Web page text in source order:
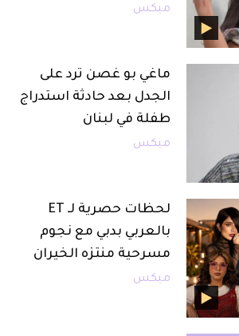
ميكس
ماغي بو غصن ترد على
الجدل بعد حادثة استدراج
طفلة في لبنان
ميكس
لحظات حصرية لـ ET
بالعربي بدبي مع نجوم
مسرحية منتزه الخيران
ميكس